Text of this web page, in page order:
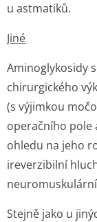
u astmatiků.
Jiné
Aminoglykosidy
chirurgického
(s výjimkou
operačního pole
ohledu na jeho
ireverzibilní
Stejně jako u